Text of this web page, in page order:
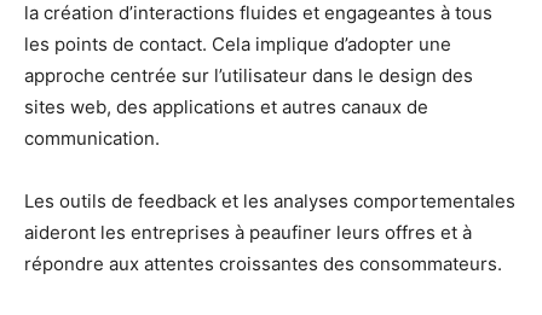
la création d’interactions fluides et engageantes à tous
les points de contact. Cela implique d’adopter une
approche centrée sur l’utilisateur dans le design des
sites web, des applications et autres canaux de
communication.
Les outils de feedback et les analyses comportementales
aideront les entreprises à peaufiner leurs offres et à
répondre aux attentes croissantes des consommateurs.